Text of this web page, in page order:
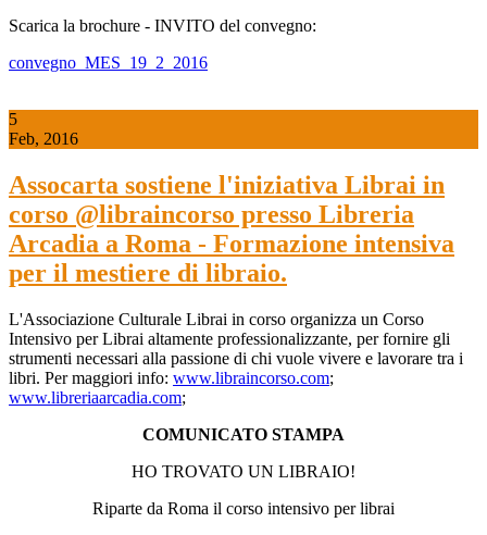
Scarica la brochure - INVITO del convegno:
convegno_MES_19_2_2016
5
Feb, 2016
Assocarta sostiene l'iniziativa Librai in
corso @libraincorso presso Libreria
Arcadia a Roma - Formazione intensiva
per il mestiere di libraio.
L'Associazione Culturale Librai in corso organizza un Corso
Intensivo per Librai altamente professionalizzante, per fornire gli
strumenti necessari alla passione di chi vuole vivere e lavorare tra i
libri. Per maggiori info: www.libraincorso.com;
www.libreriaarcadia.com;
COMUNICATO STAMPA
HO TROVATO UN LIBRAIO!
Riparte da Roma il corso intensivo per librai